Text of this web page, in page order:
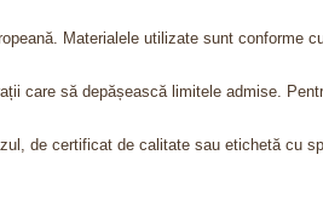
Materialele utilizate sunt conforme
care să depășească limitele admise.
de certificat de calitate sau etichetă cu